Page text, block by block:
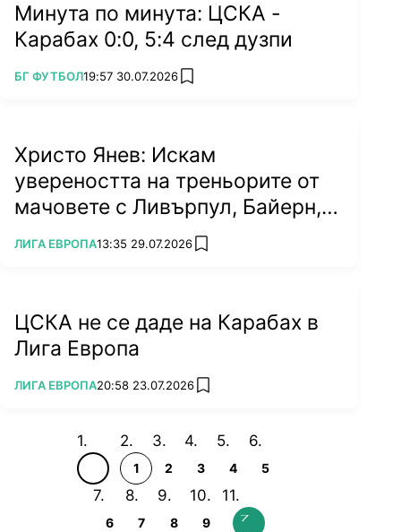
Минута по минута: ЦСКА -
Карабах 0:0, 5:4 след дузпи
ПОВЕЧЕ ОТ
БГ ФУТБОЛ19:57 30.07.2026 add favorites
Христо Янев: Искам
увереността на треньорите от
мачовете с Ливърпул, Байерн,
Милан (ВИДЕО)
ПОВЕЧЕ ОТ
ЛИГА ЕВРОПА13:35 29.07.2026 add favorites
ЦСКА не се даде на Карабах в
Лига Европа
ПОВЕЧЕ ОТ
ЛИГА ЕВРОПА20:58 23.07.2026 add favorites
1 2 3 4 5
6 7 8 9